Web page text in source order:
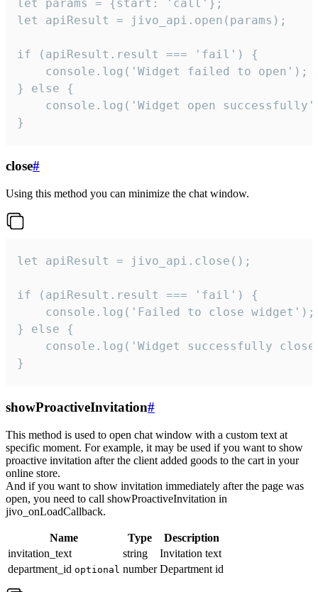
let params = {start: 'call'};
let apiResult = jivo_api.open(params);
if (apiResult.result === 'fail') {
    console.log('Widget failed to open');
} else {
console.log('Widget open
}
close#
Using this method you can minimize the chat window.
let apiResult = jivo_api.close();
if (apiResult.result === 'fail') {
    console.log('Failed to close widget');
} else {
console.log('Widget successfully
}
showProactiveInvitation#
This method is used to open chat window with a custom text at
specific moment. For example, it may be used if you want to show
proactive invitation after the client added goods to the cart in your
online store.
And if you want to show invitation immediately after the page was
open, you need to call showProactiveInvitation in
jivo_onLoadCallback.
Name Type
Description
invitation_text
string
Invitation text
department_id optional number Department id